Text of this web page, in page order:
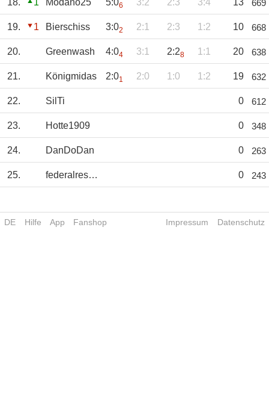
18. 1 Modano25 5:06 3:2 2:3 3:4 13 669
19. 1 Bierschiss 3:02 2:1 2:3 1:2 10 668
20. Greenwash 4:04 3:1 2:28 1:1 20 638
21. Königmidas 2:01 2:0 1:0 1:2 19 632
22. SilTi 0 612
23. Hotte1909 0 348
24. DanDoDan 0 263
25. federalreserve 0 243
DE Hilfe App Fanshop Impressum Datenschutz